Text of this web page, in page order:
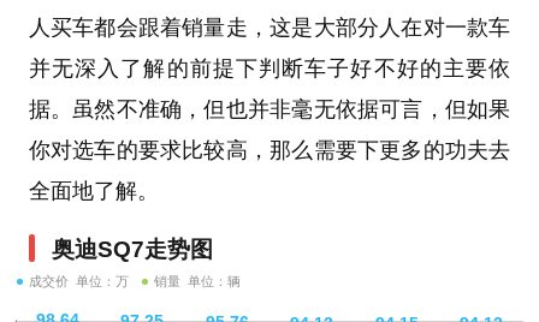
人买车都会跟着销量走，这是大部分人在对一款车
并无深入了解的前提下判断车子好不好的主要依
据。虽然不准确，但也并非毫无依据可言，但如果
你对选车的要求比较高，那么需要下更多的功夫去
全面地了解。
奥迪SQ7走势图
成交价 单位：万 销量 单位：辆